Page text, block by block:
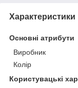
Характеристики
Основні атрибути
Виробник
Колір
Користувацькі